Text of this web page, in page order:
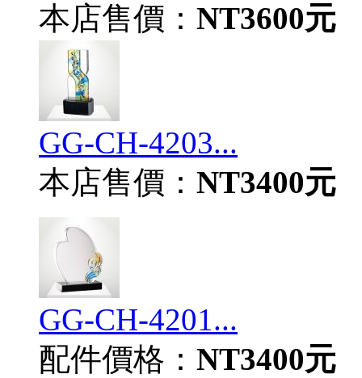
本店售價： NT3600元
GG-CH-4203...
本店售價： NT3400元
GG-CH-4201...
配件價格： NT3400元